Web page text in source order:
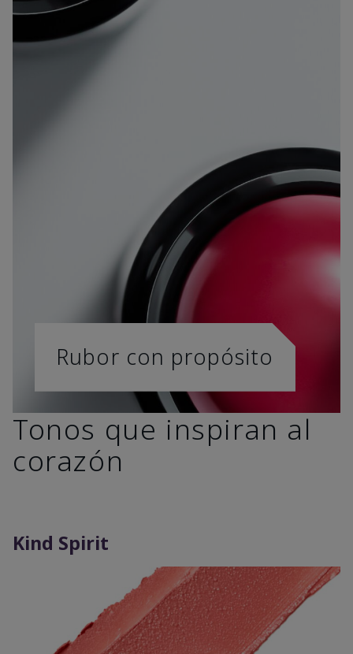
Rubor con propósito
Tonos que inspiran al
corazón
Kind Spirit